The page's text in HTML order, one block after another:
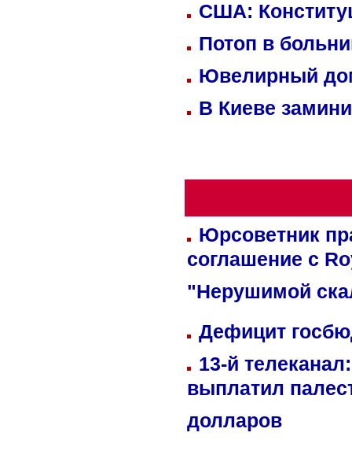
США:
Потоп в
Ювелирный
В Киеве
Юрсоветник
соглашение с
"Нерушимой
Дефицит
13-й
выплатил
долларов